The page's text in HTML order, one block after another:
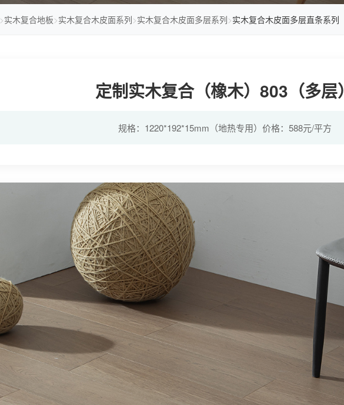
>实木复合地板>实木复合木皮面系列>实木复合木皮面多层系列>实木复合木皮面多层直条系列
定制实木复合（橡木）803（多层）
规格：1220*192*15mm（地热专用）价格：588元/平方